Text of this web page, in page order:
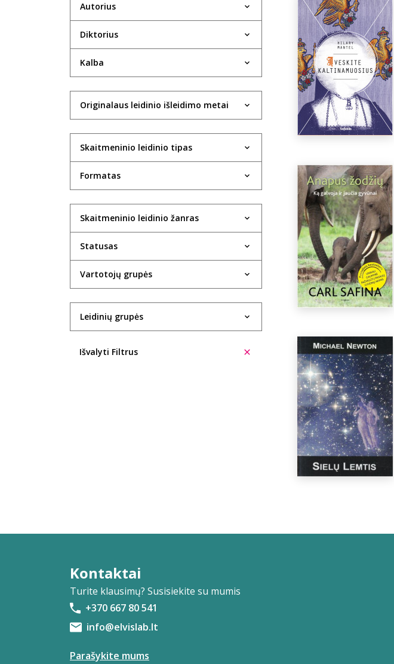
Autorius
Diktorius
Kalba
Originalaus leidinio išleidimo metai
Skaitmeninio leidinio tipas
Formatas
Skaitmeninio leidinio žanras
Statusas
Vartotojų grupės
Leidinių grupės
Išvalyti Filtrus
Kontaktai
Turite klausimų? Susisiekite su mumis
+370 667 80 541
info@elvislab.lt
Parašykite mums